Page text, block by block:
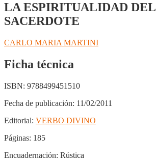
LA ESPIRITUALIDAD DEL
SACERDOTE
CARLO MARIA MARTINI
Ficha técnica
ISBN: 9788499451510
Fecha de publicación: 11/02/2011
Editorial: VERBO DIVINO
Páginas: 185
Encuadernación: Rústica